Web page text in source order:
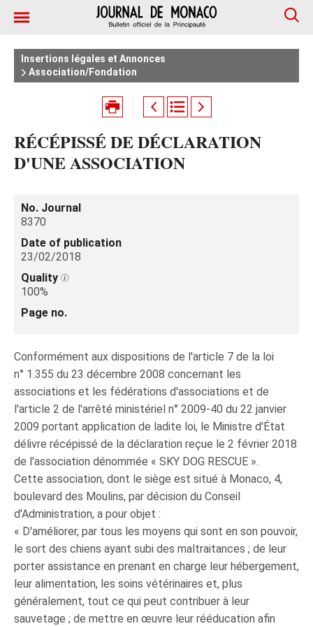
Insertions légales et Annonces
Association/Fondation
RÉCÉPISSÉ DE DÉCLARATION
D'UNE ASSOCIATION
No. Journal
8370
Date of publication
23/02/2018
Quality
100%
Page no.
Conformément aux dispositions de l'article 7 de la loi
n° 1.355 du 23 décembre 2008 concernant les
associations et les fédérations d'associations et de
l'article 2 de l'arrêté ministériel n° 2009-40 du 22 janvier
2009 portant application de ladite loi, le Ministre d'État
délivre récépissé de la déclaration reçue le 2 février 2018
de l'association dénommée « SKY DOG RESCUE ».
Cette association, dont le siège est situé à Monaco, 4,
boulevard des Moulins, par décision du Conseil
d'Administration, a pour objet :
« D'améliorer, par tous les moyens qui sont en son pouvoir,
le sort des chiens ayant subi des maltraitances ; de leur
porter assistance en prenant en charge leur hébergement,
leur alimentation, les soins vétérinaires et, plus
généralement, tout ce qui peut contribuer à leur
sauvetage ; de mettre en œuvre leur rééducation afin